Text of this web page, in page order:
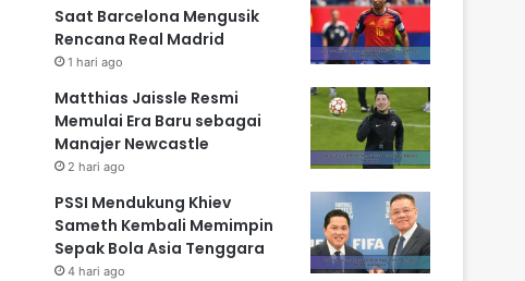
Saat Barcelona Mengusik
Rencana Real Madrid
1 hari ago
Matthias Jaissle Resmi
Memulai Era Baru sebagai
Manajer Newcastle
2 hari ago
PSSI Mendukung Khiev
Sameth Kembali Memimpin
Sepak Bola Asia Tenggara
4 hari ago